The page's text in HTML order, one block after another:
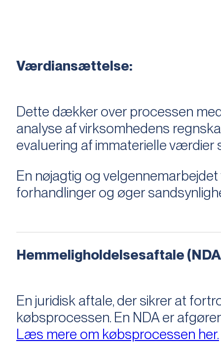
Værdiansættelse:
Dette dækker over processen
analyse af virksomhedens
evaluering af immaterielle
En nøjagtig og
forhandlinger og øger
Hemmeligholdelsesaftale
En juridisk aftale, der sikrer at
købsprocessen​​. En NDA er
Læs mere om købsprocessen her.